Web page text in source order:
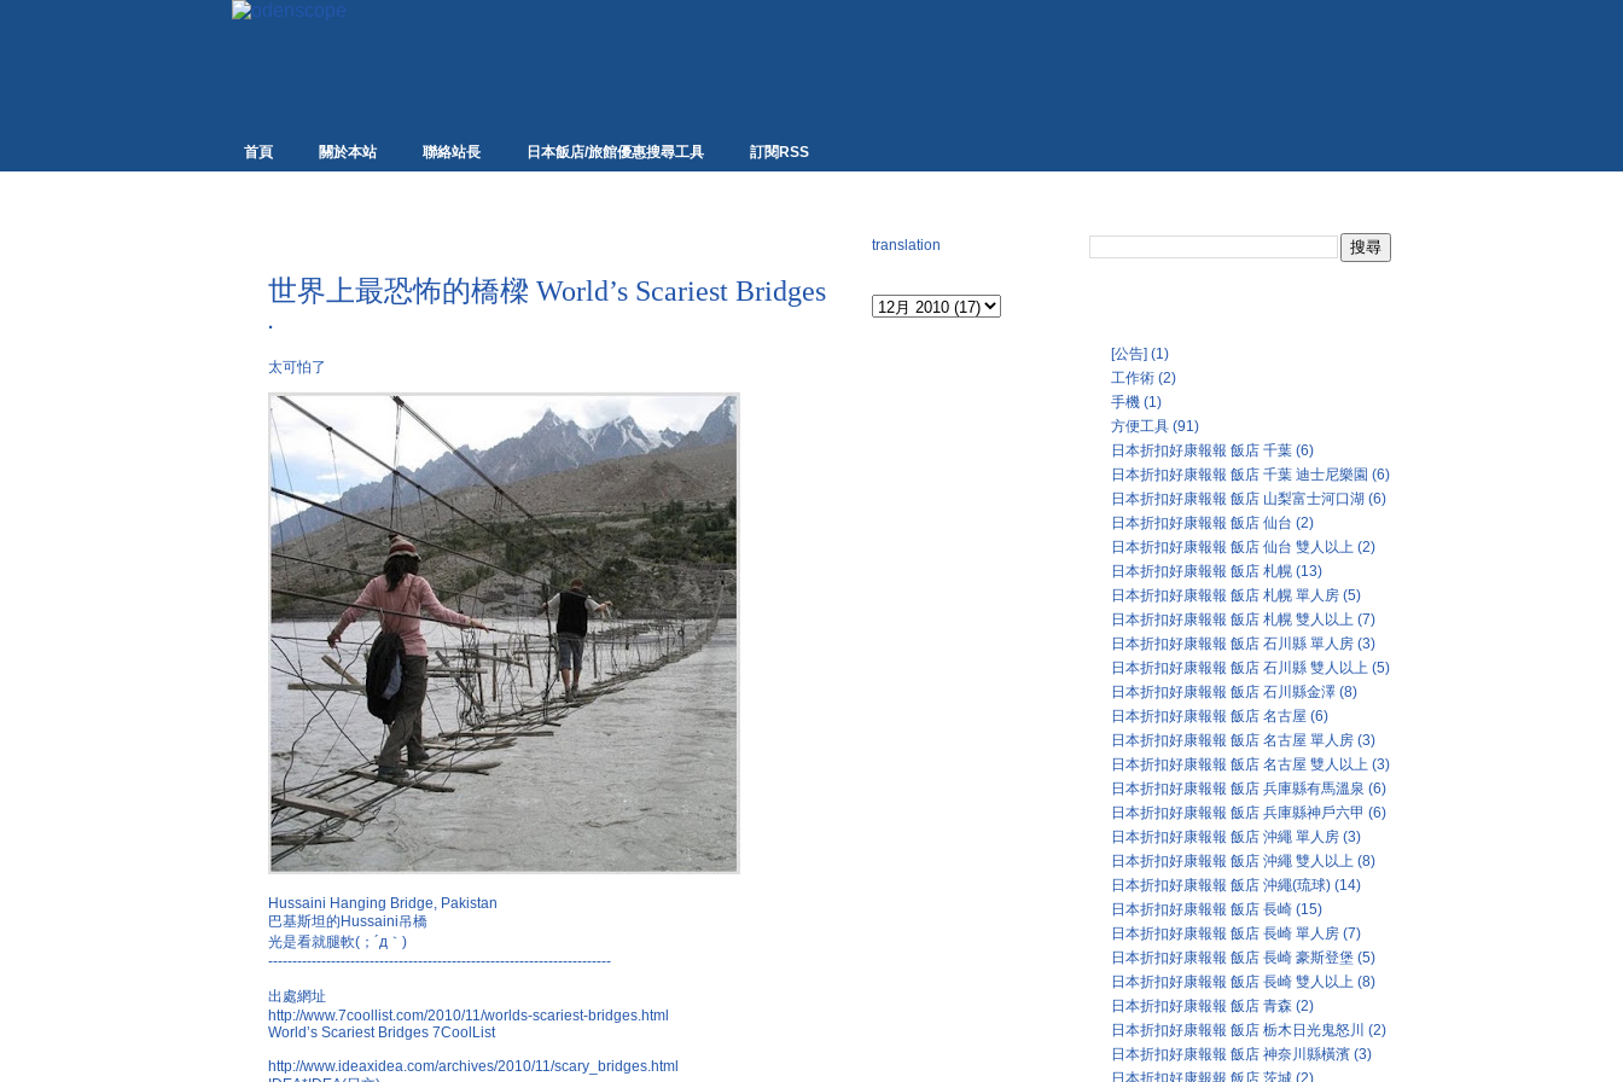
首頁 關於本站 聯絡站長 日本飯店/旅館優惠搜尋工具 訂閱RSS
世界上最恐怖的橋樑 World’s Scariest Bridges
·
太可怕了
Hussaini Hanging Bridge, Pakistan
巴基斯坦的Hussaini吊橋
光是看就腿軟(；´д｀)
-----------------------------------------------------------------------
出處網址
http://www.7coollist.com/2010/11/worlds-scariest-bridges.html
World’s Scariest Bridges 7CoolList
http://www.ideaxidea.com/archives/2010/11/scary_bridges.html
translation
[公告] (1)
工作術 (2)
手機 (1)
方便工具 (91)
日本折扣好康報報 飯店 千葉 (6)
日本折扣好康報報 飯店 千葉 迪士尼樂園 (6)
日本折扣好康報報 飯店 山梨富士河口湖 (6)
日本折扣好康報報 飯店 仙台 (2)
日本折扣好康報報 飯店 仙台 雙人以上 (2)
日本折扣好康報報 飯店 札幌 (13)
日本折扣好康報報 飯店 札幌 單人房 (5)
日本折扣好康報報 飯店 札幌 雙人以上 (7)
日本折扣好康報報 飯店 石川縣 單人房 (3)
日本折扣好康報報 飯店 石川縣 雙人以上 (5)
日本折扣好康報報 飯店 石川縣金澤 (8)
日本折扣好康報報 飯店 名古屋 (6)
日本折扣好康報報 飯店 名古屋 單人房 (3)
日本折扣好康報報 飯店 名古屋 雙人以上 (3)
日本折扣好康報報 飯店 兵庫縣有馬溫泉 (6)
日本折扣好康報報 飯店 兵庫縣神戶六甲 (6)
日本折扣好康報報 飯店 沖繩 單人房 (3)
日本折扣好康報報 飯店 沖繩 雙人以上 (8)
日本折扣好康報報 飯店 沖繩(琉球) (14)
日本折扣好康報報 飯店 長崎 (15)
日本折扣好康報報 飯店 長崎 單人房 (7)
日本折扣好康報報 飯店 長崎 豪斯登堡 (5)
日本折扣好康報報 飯店 長崎 雙人以上 (8)
日本折扣好康報報 飯店 青森 (2)
日本折扣好康報報 飯店 栃木日光鬼怒川 (2)
日本折扣好康報報 飯店 神奈川縣橫濱 (3)
日本折扣好康報報 飯店 茨城 (2)